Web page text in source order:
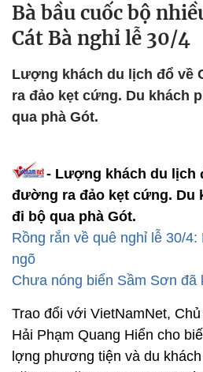
Bà bầu cuốc bộ
Cát Bà nghỉ lễ 30/4
Lượng khách du lịch đổ về
ra đảo kẹt cứng. Du khách
qua phà Gót.
- Lượng khách du lịch
đường ra đảo kẹt cứng. Du
đi bộ qua phà Gót.
Rồng rắn về quê nghỉ lễ 30/
ngõ
Chưa nóng biển Sầm Sơn đã
Trao đổi với VietNamNet,
Hải Phạm Quang Hiển cho
lợng phương tiện và du